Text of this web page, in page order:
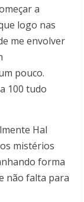
a
logo nas
me envolver
pouco.
100 tudo
Hal
mistérios
forma
não falta para